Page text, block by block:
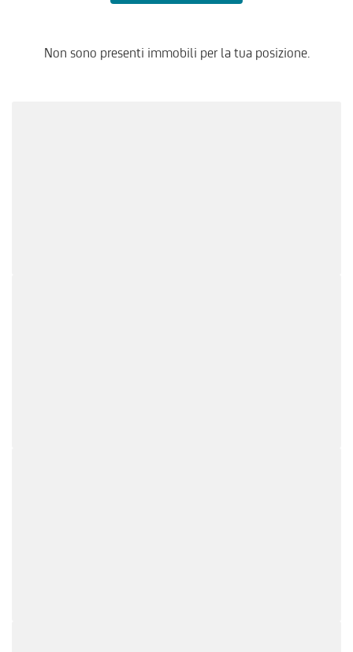
Non sono presenti immobili per la tua posizione.